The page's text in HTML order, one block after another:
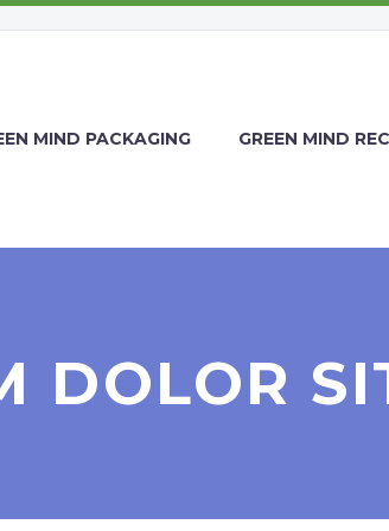
MIND PACKAGING GREEN MIND
DOLOR